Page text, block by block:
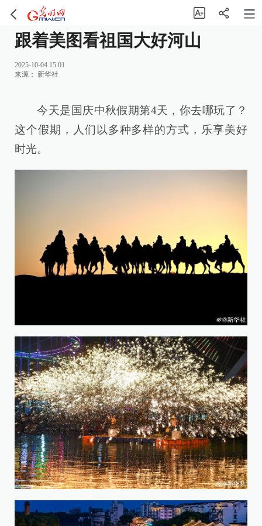
跟着美图看祖国大好河山
2025-10-04 15:01
来源： 新华社
今天是国庆中秋假期第4天，你去哪玩了？
这个假期，人们以多种多样的方式，乐享美好
时光。